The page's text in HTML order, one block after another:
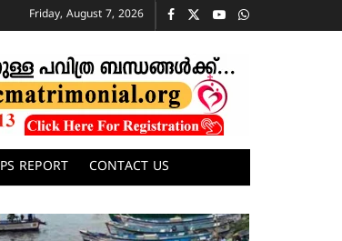
Friday, August 7, 2026
JPS REPORT CONTACT US